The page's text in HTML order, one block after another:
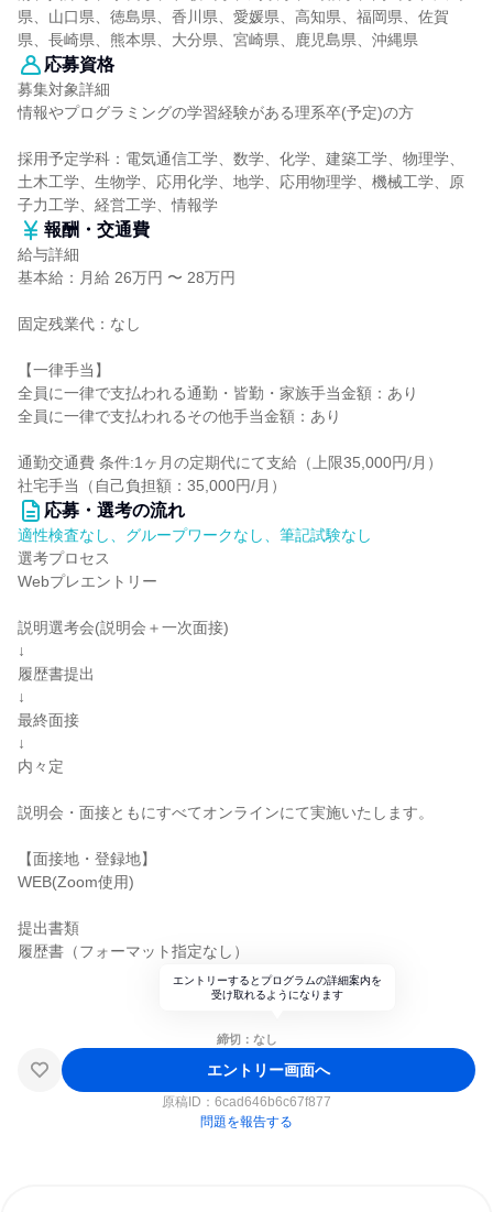
県、山口県、徳島県、香川県、愛媛県、高知県、福岡県、佐賀
県、長崎県、熊本県、大分県、宮崎県、鹿児島県、沖縄県
応募資格
募集対象詳細
情報やプログラミングの学習経験がある理系卒(予定)の方
採用予定学科：電気通信工学、数学、化学、建築工学、物理学、
土木工学、生物学、応用化学、地学、応用物理学、機械工学、原
子力工学、経営工学、情報学
報酬・交通費
給与詳細
基本給：月給 26万円 〜 28万円
固定残業代：なし
【一律手当】
全員に一律で支払われる通勤・皆勤・家族手当金額：あり
全員に一律で支払われるその他手当金額：あり
通勤交通費 条件:1ヶ月の定期代にて支給（上限35,000円/月）
社宅手当（自己負担額：35,000円/月）
応募・選考の流れ
適性検査なし、グループワークなし、筆記試験なし
選考プロセス
Webプレエントリー
説明選考会(説明会＋一次面接)
↓
履歴書提出
↓
最終面接
↓
内々定
説明会・面接ともにすべてオンラインにて実施いたします。
【面接地・登録地】
WEB(Zoom使用)
提出書類
履歴書（フォーマット指定なし）
エントリーするとプログラムの詳細案内を
受け取れるようになります
締切：なし
エントリー画面へ
原稿ID： 6cad646b6c67f877
問題を報告する